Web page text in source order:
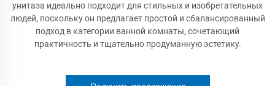
унитаза идеально подходит для стильных и изобретательных
людей, поскольку он предлагает простой и сбалансированный
подход в категории ванной комнаты, сочетающий
практичность и тщательно продуманную эстетику.